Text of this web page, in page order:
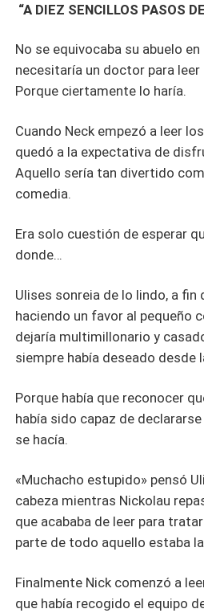
Amenazando con desheredarlo
condiciones por cumplir ante su
heredar lo que le corresponde
lista bastante “complicada”…
su adolescencia, Mila
se entere que tendrá un
nieto Pipirisnais y promiscuo del
“A DIEZ SENCILLOS PASOS
No se equivocaba su abuelo
necesitaría un doctor para
Porque ciertamente lo haría.
Cuando Neck empezó a leer
quedó a la expectativa de
Aquello sería tan divertido
comedia.
Era solo cuestión de esperar
donde…
Ulises sonreia de lo lindo, a
haciendo un favor al pequeño
dejaría multimillonario y
siempre había deseado desde
Porque había que reconocer
había sido capaz de
se hacía.
«Muchacho estupido» pensó
cabeza mientras Nickolau
que acababa de leer para
parte de todo aquello estaba
Finalmente Nick comenzó a
que había recogido el equipo